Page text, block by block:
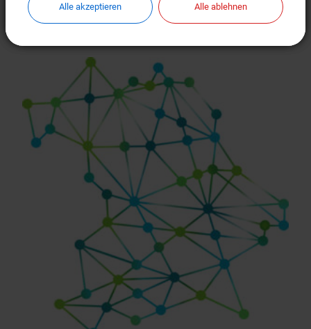
Alle akzeptieren Alle ablehnen
Alle akzeptieren Alle ablehnen